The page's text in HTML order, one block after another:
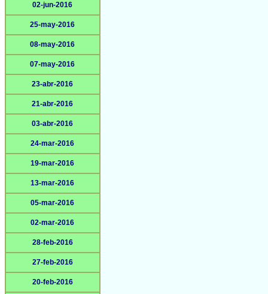
02-jun-2016
25-may-2016
08-may-2016
07-may-2016
23-abr-2016
21-abr-2016
03-abr-2016
24-mar-2016
19-mar-2016
13-mar-2016
05-mar-2016
02-mar-2016
28-feb-2016
27-feb-2016
20-feb-2016